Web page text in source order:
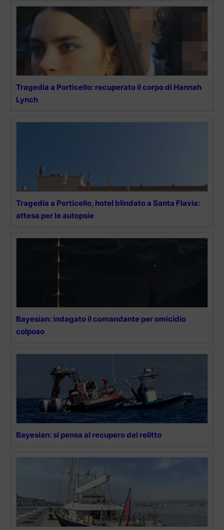
Tragedia a Porticello: recuperato il corpo di Hannah
Lynch
Tragedia a Porticello, hotel blindato a Santa Flavia:
attesa per le autopsie
Bayesian: indagato il comandante per omicidio
colposo
Bayesian: si pensa al recupero del relitto